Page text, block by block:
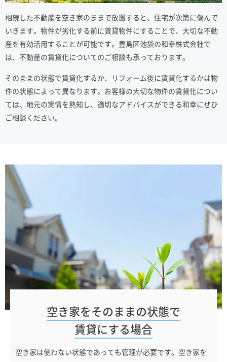
相続した不動産を空き家のままで放置すると、住宅が次第に傷んで
いきます。物件が劣化する前に賃貸物件にすることで、大切な不動
産を有効活用することが可能です。豊島区池袋の和幸株式会社で
は、不動産の賃貸化についてのご相談も承っております。
そのままの状態で賃貸化するか、リフォーム後に賃貸化するかは物
件の状態によって異なります。お客様の大切な物件の賃貸化につい
ては、地元の実情を熟知し、適切なアドバイスができる和幸にぜひ
ご相談ください。
空き家をそのままの状態で
賃貸にする場合
空き家は使わない状態であっても管理が必要です。空き家を